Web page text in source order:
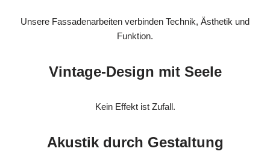
Unsere Fassadenarbeiten verbinden Technik, Ästhetik und
Funktion.
Vintage-Design mit Seele
Kein Effekt ist Zufall.
Akustik durch Gestaltung